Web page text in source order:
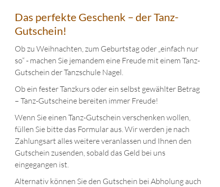
Das perfekte Geschenk – der Tanz-
Gutschein!
Ob zu Weihnachten, zum Geburtstag oder „einfach nur
so“ - machen Sie jemandem eine Freude mit einem Tanz-
Gutschein der Tanzschule Nagel.
Ob ein fester Tanzkurs oder ein selbst gewählter Betrag
– Tanz-Gutscheine bereiten immer Freude!
Wenn Sie einen Tanz-Gutschein verschenken wollen,
füllen Sie bitte das Formular aus. Wir werden je nach
Zahlungsart alles weitere veranlassen und Ihnen den
Gutschein zusenden, sobald das Geld bei uns
eingegangen ist.
Alternativ können Sie den Gutschein bei Abholung auch